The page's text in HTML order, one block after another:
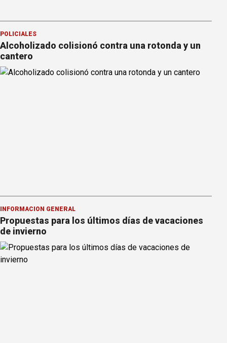
POLICIALES
Alcoholizado colisionó contra una rotonda y un
cantero
INFORMACION GENERAL
Propuestas para los últimos días de vacaciones
de invierno